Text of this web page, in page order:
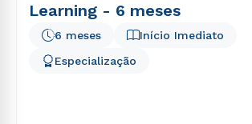
Learning - 6 meses
Início Imediato
6 meses
Especialização